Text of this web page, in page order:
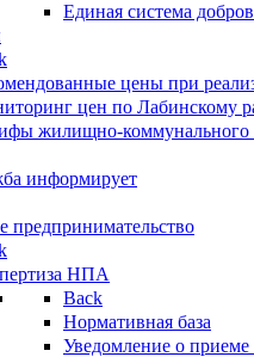
Единая система
цены при
цен по Лабинскому
жилищно-коммунального
информирует
предпринимательство
НПА
Back
Нормативная база
Уведомление о